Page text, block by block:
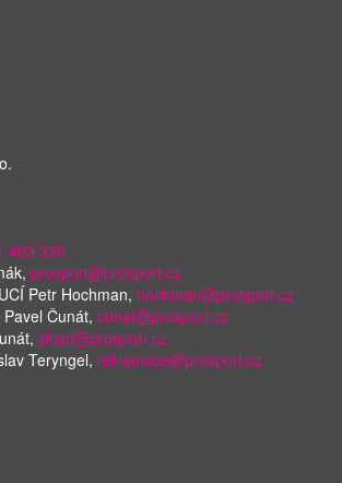
483 338
prosport@prosport.cz
Petr Hochman, hochman@prosport.cz
Pavel Čunát, cunat@prosport.cz
sklad@prosport.cz
Teryngel, reklamace@prosport.cz